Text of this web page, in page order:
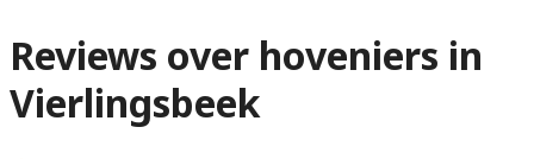
Reviews over hoveniers in
Vierlingsbeek